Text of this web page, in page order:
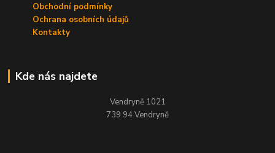
Obchodní podmínky
Ochrana osobních údajů
Kontakty
Kde nás najdete
Vendryně 1021
739 94 Vendryně